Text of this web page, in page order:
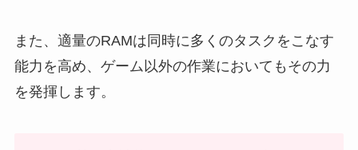
また、適量のRAMは同時に多くのタスクをこなす
能力を高め、ゲーム以外の作業においてもその力
を発揮します。